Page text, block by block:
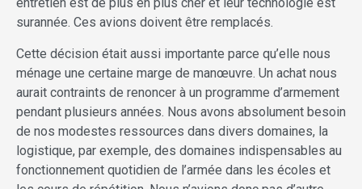
surannée. Ces avions doivent être remplacés.
Cette décision était aussi importante parce qu’elle nous
ménage une certaine marge de manœuvre. Un achat nous
aurait contraints de renoncer à un programme d’armement
pendant plusieurs années. Nous avons absolument besoin
de nos modestes ressources dans divers domaines, la
logistique, par exemple, des domaines indispensables au
fonctionnement quotidien de l’armée dans les écoles et